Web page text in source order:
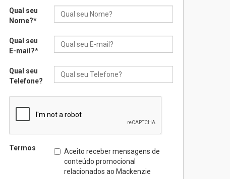
Universidade Mackenzie
realizará nova edição da
05.08.2026
Seminário discute desafios
das novas tecnologias em
04.08.2026
Mackenzie recepciona os
calouros do segundo
semestre de 2026
04.08.2026
Qual seu
Nome?*
Qual seu
E-mail?*
Qual seu
Telefone?
Termos
Aceito receber mensagens de
conteúdo promocional
relacionados ao Mackenzie